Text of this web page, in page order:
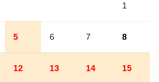
1
5 6 7 8
12 13 14 15